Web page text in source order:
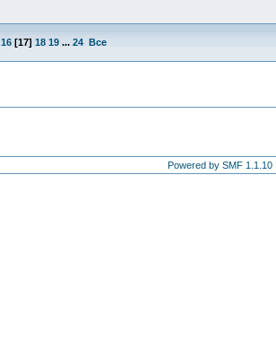
16[17] 18 19 ... 24 Все
Powered by SMF 1.1.10